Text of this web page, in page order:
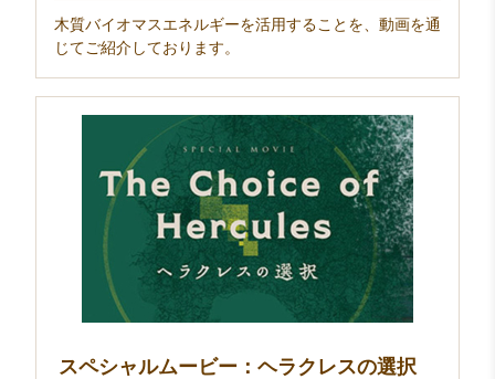
木質バイオマスエネルギーを活用することを、動画を通
じてご紹介しております。
スペシャルムービー：ヘラクレスの選択